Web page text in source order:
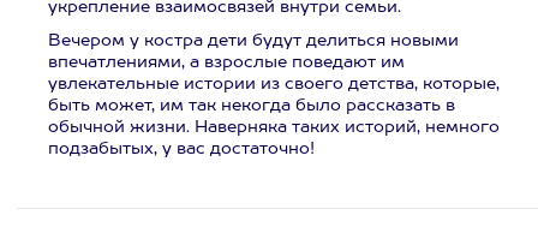
укрепление взаимосвязей внутри семьи.
Вечером у костра дети будут делиться новыми
впечатлениями, а взрослые поведают им
увлекательные истории из своего детства, которые,
быть может, им так некогда было рассказать в
обычной жизни. Наверняка таких историй, немного
подзабытых, у вас достаточно!